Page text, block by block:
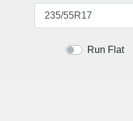
235/55R17
Run Flat